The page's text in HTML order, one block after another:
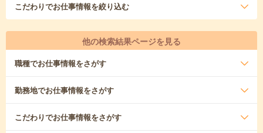
こだわりでお仕事情報を絞り込む
他の検索結果ページを見る
職種でお仕事情報をさがす
勤務地でお仕事情報をさがす
こだわりでお仕事情報をさがす